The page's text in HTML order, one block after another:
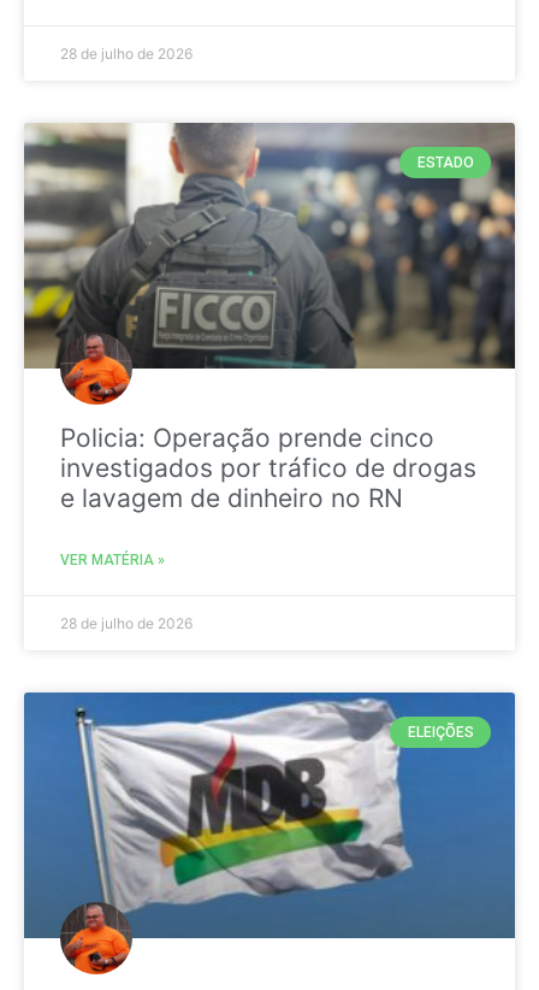
28 de julho de 2026
ESTADO
Policia: Operação prende cinco
investigados por tráfico de drogas
e lavagem de dinheiro no RN
VER MATÉRIA »
28 de julho de 2026
ELEIÇÕES